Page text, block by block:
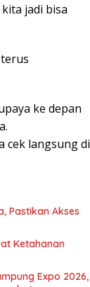
jadi bisa
ke depan
cek langsung di
Pastikan Akses
Ketahanan
Expo 2026,